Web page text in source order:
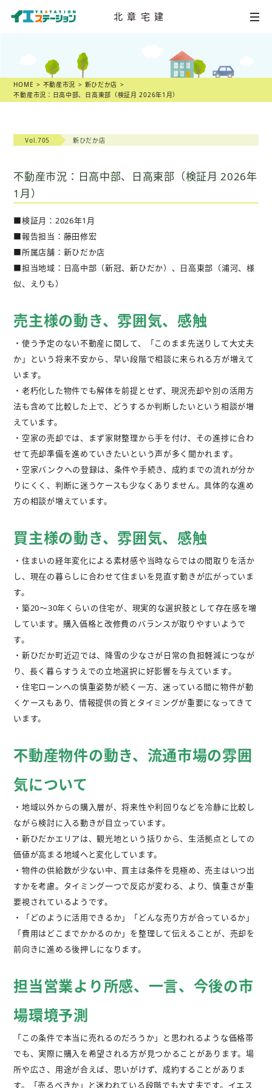
北章宅建
不動産売却相談
スタッフ紹介
不動産売却物語
不動産市況
不動産売却のヒント
スタッフ ブログ
不動産購入
不動産管理相談
HOME 不動産市況
新ひだか店
不動産市況：日高中部、日高東部（検証月 2026年1月）
Vol.705 新ひだか店
不動産市況：日高中部、日高東部（検証月 2026年
1月）
■検証月：2026年1月
■報告担当：藤田修宏
■所属店舗：新ひだか店
■担当地域：日高中部（新冠、新ひだか）、日高東部（浦河、様
似、えりも）
売主様の動き、雰囲気、感触
・使う予定のない不動産に関して、「このまま先送りして大丈夫
か」という将来不安から、早い段階で相談に来られる方が増えて
います。
・老朽化した物件でも解体を前提とせず、現況売却や別の活用方
法も含めて比較した上で、どうするか判断したいという相談が増
えています。
・空家の売却では、まず家財整理から手を付け、その進捗に合わ
せて売却準備を進めていきたいという声が多く聞かれます。
・空家バンクへの登録は、条件や手続き、成約までの流れが分か
りにくく、判断に迷うケースも少なくありません。具体的な進め
方の相談が増えています。
買主様の動き、雰囲気、感触
・住まいの経年変化による素材感や当時ならではの間取りを活か
し、現在の暮らしに合わせて住まいを見直す動きが広がっていま
す。
・築20～30年くらいの住宅が、現実的な選択肢として存在感を増
しています。購入価格と改修費のバランスが取りやすいようで
す。
・新ひだか町近辺では、降雪の少なさが日常の負担軽減につなが
り、長く暮らすうえでの立地選択に好影響を与えています。
・住宅ローンへの慎重姿勢が続く一方、迷っている間に物件が動
くケースもあり、情報提供の質とタイミングが重要になってきて
います。
不動産物件の動き、流通市場の雰囲
気について
・地域以外からの購入層が、将来性や利回りなどを冷静に比較し
ながら検討に入る動きが目立っています。
・新ひだかエリアは、観光地という括りから、生活拠点としての
価値が高まる地域へと変化しています。
・物件の供給数が少ない中、買主は条件を見極め、売主はいつ出
すかを考慮。タイミング一つで反応が変わる、より、慎重さが重
要視されているようです。
・「どのように活用できるか」「どんな売り方が合っているか」
「費用はどこまでかかるのか」を整理して伝えることが、売却を
前向きに進める後押しになります。
担当営業より所感、一言、今後の市
場環境予測
「この条件で本当に売れるのだろうか」と思われるような価格帯
でも、実際に購入を希望される方が見つかることがあります。場
所や広さ、用途が合えば、思いがけず、成約することがありま
す。「売るべきか」と迷われている段階でも大丈夫です。イエス